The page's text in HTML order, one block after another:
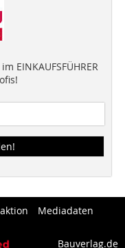
EINKAUFSFÜHRER
Mediadaten
Bauverlag.de